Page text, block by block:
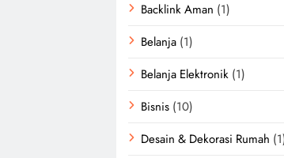
Backlink Aman (1)
Belanja (1)
Belanja Elektronik (1)
Bisnis (10)
Desain & Dekorasi Rumah